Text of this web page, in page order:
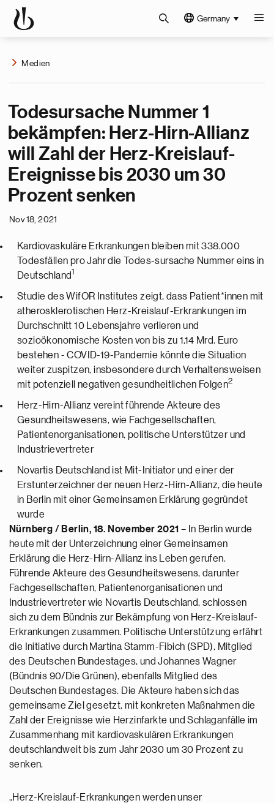
Germany
Medien
Todesursache Nummer 1
bekämpfen: Herz-Hirn-Allianz
will Zahl der Herz-Kreislauf-
Ereignisse bis 2030 um 30
Prozent senken
Nov 18, 2021
Kardiovaskuläre Erkrankungen bleiben mit 338.000
Todesfällen pro Jahr die Todes-sursache Nummer eins in
Deutschland1
Studie des WifOR Institutes zeigt, dass Patient*innen mit
atherosklerotischen Herz-Kreislauf-Erkrankungen im
Durchschnitt 10 Lebensjahre verlieren und
sozioökonomische Kosten von bis zu 1,14 Mrd. Euro
bestehen - COVID-19-Pandemie könnte die Situation
weiter zuspitzen, insbesondere durch Verhaltensweisen
mit potenziell negativen gesundheitlichen Folgen2
Herz-Hirn-Allianz vereint führende Akteure des
Gesundheitswesens, wie Fachgesellschaften,
Patientenorganisationen, politische Unterstützer und
Industrievertreter
Novartis Deutschland ist Mit-Initiator und einer der
Erstunterzeichner der neuen Herz-Hirn-Allianz, die heute
in Berlin mit einer Gemeinsamen Erklärung gegründet
wurde
Nürnberg / Berlin, 18. November 2021 – In Berlin wurde
heute mit der Unterzeichnung einer Gemeinsamen
Erklärung die Herz-Hirn-Allianz ins Leben gerufen.
Führende Akteure des Gesundheitswesens, darunter
Fachgesellschaften, Patientenorganisationen und
Industrievertreter wie Novartis Deutschland, schlossen
sich zu dem Bündnis zur Bekämpfung von Herz-Kreislauf-
Erkrankungen zusammen. Politische Unterstützung erfährt
die Initiative durch Martina Stamm-Fibich (SPD), Mitglied
des Deutschen Bundestages, und Johannes Wagner
(Bündnis 90/Die Grünen), ebenfalls Mitglied des
Deutschen Bundestages. Die Akteure haben sich das
gemeinsame Ziel gesetzt, mit konkreten Maßnahmen die
Zahl der Ereignisse wie Herzinfarkte und Schlaganfälle im
Zusammenhang mit kardiovaskulären Erkrankungen
deutschlandweit bis zum Jahr 2030 um 30 Prozent zu
senken.
„Herz-Kreislauf-Erkrankungen werden unser